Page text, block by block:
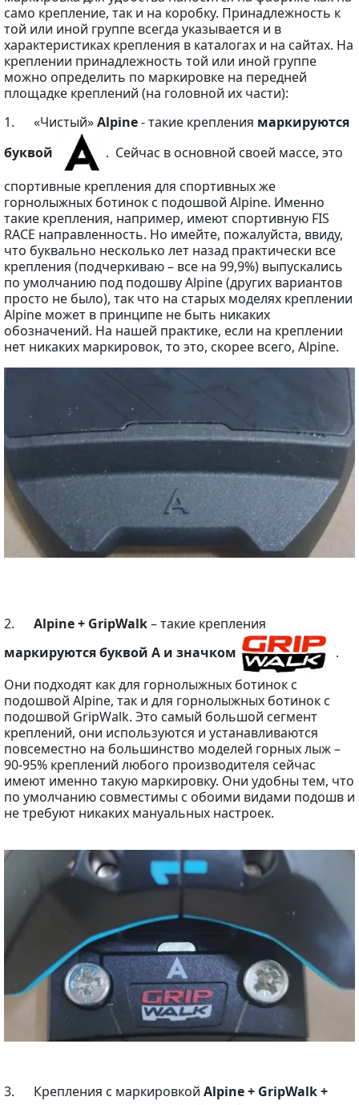
само крепление, так и на коробку. Принадлежность к
той или иной группе всегда указывается и в
характеристиках крепления в каталогах и на сайтах. На
креплении принадлежность той или иной группе
можно определить по маркировке на передней
площадке креплений (на головной их части):
1. «Чистый»Alpine- такие крепления маркируются
буквой
. Сейчас в основной своей массе, это
спортивные крепления для спортивных же
горнолыжных ботинок с подошвой Alpine. Именно
такие крепления, например, имеют спортивную FIS
RACE направленность. Но имейте, пожалуйста, ввиду,
что буквально несколько лет назад практически все
крепления (подчеркиваю – все на 99,9%) выпускались
по умолчанию под подошву Alpine (других вариантов
просто не было), так что на старых моделях креплении
Alpine может в принципе не быть никаких
обозначений. На нашей практике, если на креплении
нет никаких маркировок, то это, скорее всего, Alpine.
2. Alpine + GripWalk– такие крепления
маркируются буквой A и значком
.
Они подходят как для горнолыжных ботинок с
подошвой Alpine, так и для горнолыжных ботинок с
подошвой GripWalk. Это самый большой сегмент
креплений, они используются и устанавливаются
повсеместно на большинство моделей горных лыж –
90-95% креплений любого производителя сейчас
имеют именно такую маркировку. Они удобны тем, что
по умолчанию совместимы с обоими видами подошв и
не требуют никаких мануальных настроек.
3. Крепления с маркировкой Alpine + GripWalk +